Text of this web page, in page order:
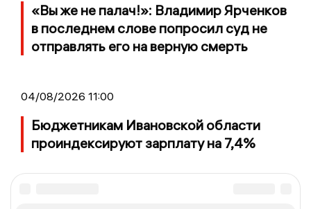
«Вы же не палач!»: Владимир Ярченков
в последнем слове попросил суд не
отправлять его на верную смерть
04/08/2026 11:00
Бюджетникам Ивановской области
проиндексируют зарплату на 7,4%